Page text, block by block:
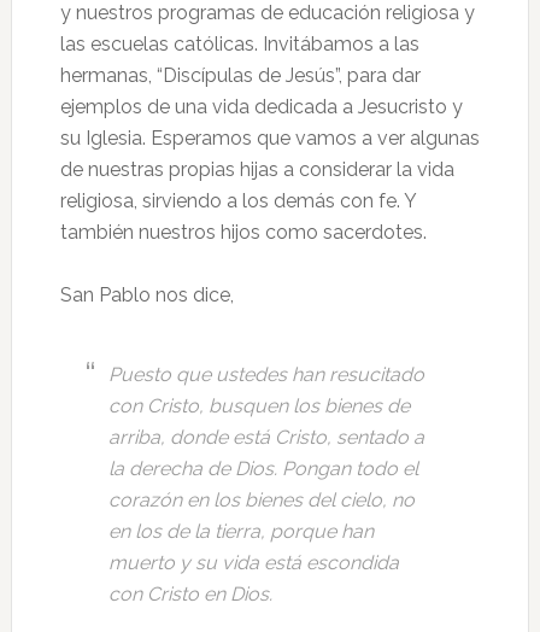
y nuestros programas de educación religiosa y
las escuelas católicas. Invitábamos a las
hermanas, “Discípulas de Jesús”, para dar
ejemplos de una vida dedicada a Jesucristo y
su Iglesia. Esperamos que vamos a ver algunas
de nuestras propias hijas a considerar la vida
religiosa, sirviendo a los demás con fe. Y
también nuestros hijos como sacerdotes.
San Pablo nos dice,
Puesto que ustedes han resucitado
con Cristo, busquen los bienes de
arriba, donde está Cristo, sentado a
la derecha de Dios. Pongan todo el
corazón en los bienes del cielo, no
en los de la tierra, porque han
muerto y su vida está escondida
con Cristo en Dios.